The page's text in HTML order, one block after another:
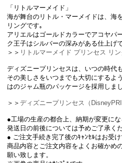
「リトルマーメイド」
海が舞台のリトル・マーメイドは、海
リングです｡
アリエルはゴールドカラーでアコヤパ
ク王子はシルバーの深みがある仕上げで
＞＞ リトルマーメイド プリンセス リ
ディズニープリンセスは、いつの時代
その美しさをいつまでも大切にするよ
はのジャム瓶のパッケージを採用しまし
＞＞ディズニープリンセス（
●工場の生産の都合上、納期が変更にな
発送日の前後については予めご了承くだ
● ご注文手続き完了後のｷｬﾝｾﾙはお受け
商品内容とご注文内容をよくお確かめ
願い致します。